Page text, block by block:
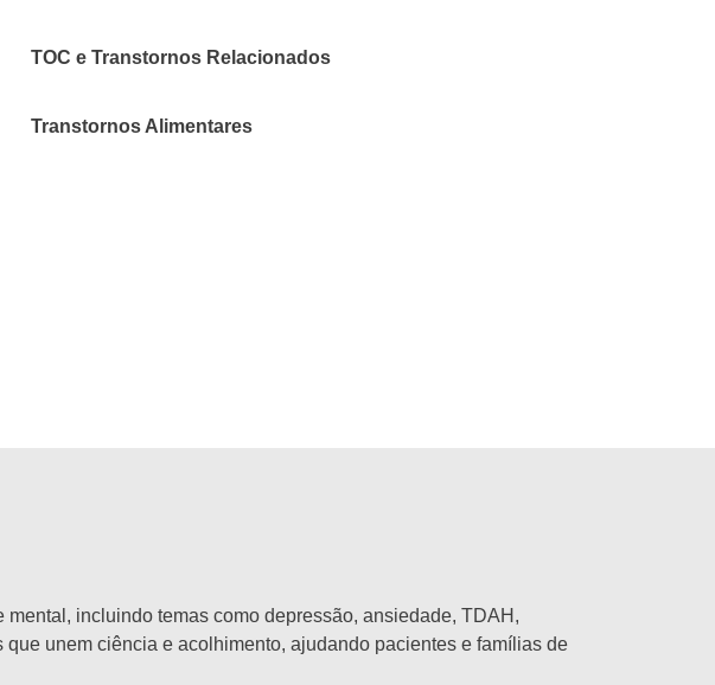
TOC e Transtornos Relacionados
Transtornos Alimentares
incluindo temas como depressão, ansiedade, TDAH,
unem ciência e acolhimento, ajudando pacientes e famílias de